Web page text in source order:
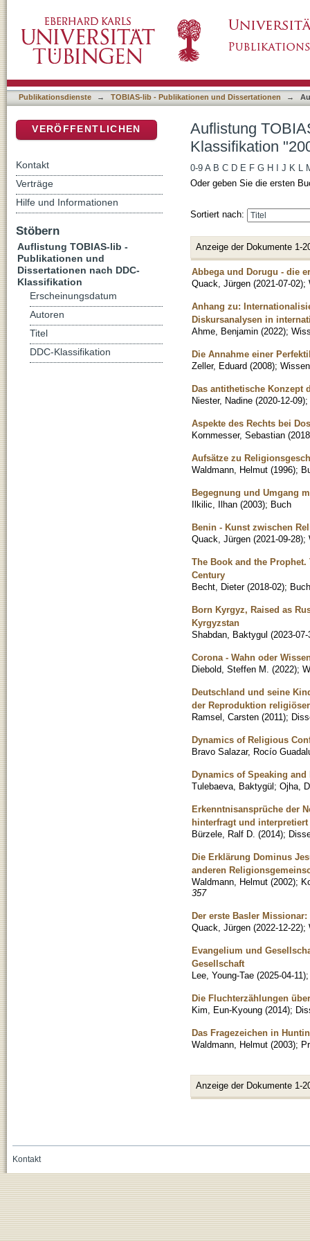
Publikationsdienste → TOBIAS-lib - Publikationen und Dissertationen →
Auflistung
Klassifikation
0-9 A B C D E F G H J K L
Oder geben Sie die ersten
Sortiert nach:
Anzeige der Dokumente 1-
Abbega und Dorugu - die
Quack, Jürgen (2021-07-02);
Anhang zu:
Diskursanalysen in
Ahme, Benjamin (2022);
Die Annahme einer
Zeller, Eduard (2008);
Das antithetische Konzept
Niester, Nadine (2020-12-09);
Aspekte des Rechts bei
Kornmesser, Sebastian (
Aufsätze zu
Waldmann, Helmut (1996);
Begegnung und Umgang
Ilkilic, Ilhan (2003); Buch
Benin - Kunst zwischen
Quack, Jürgen (2021-09-28);
The Book and the
Century
Becht, Dieter (2018-02); Buch
Born Kyrgyz, Raised as
Kyrgyzstan
Shabdan, Baktygul (2023-07-
Corona - Wahn oder
Diebold, Steffen M. (2022);
Deutschland und seine
der Reproduktion
Ramsel, Carsten (2011);
Dynamics of Religious
Bravo Salazar, Rocío
Dynamics of Speaking
Tulebaeva, Baktygül; Ojha,
Erkenntnisansprüche der
hinterfragt und interpretiert
Bürzele, Ralf D. (2014);
Die Erklärung Dominus
anderen
Waldmann, Helmut (2002);
357
Der erste Basler Missionar:
Quack, Jürgen (2022-12-22);
Evangelium und
Gesellschaft
Lee, Young-Tae (2025-04-11)
Die Fluchterzählungen
Kim, Eun-Kyoung (2014);
Das Fragezeichen in
Waldmann, Helmut (2003);
Anzeige der Dokumente 1-
VERÖFFENTLICHEN
Kontakt
Verträge
Hilfe und Informationen
Stöbern
Auflistung TOBIAS-lib -
Publikationen und
Dissertationen nach DDC-
Klassifikation
Erscheinungsdatum
Autoren
Titel
DDC-Klassifikation
Kontakt